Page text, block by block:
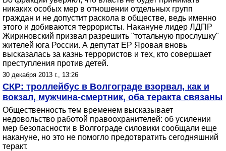
никаких особых мер в отношении отдельных групп
граждан и не допустит раскола в обществе, ведь именно
этого и добиваются террористы. Накануне лидер ЛДПР
Жириновский призвал разрешить "тотальную прослушку"
жителей юга России. А депутат ЕР Яровая вновь
высказалась за казнь террористов и тех, кто совершает
преступления против детей.
30 декабря 2013 г., 13:26
СКР: троллейбус в Волгограде взорвал, как и
вокзал, мужчина-смертник, оба теракта связаны
Общественность тем временем высказывает
недовольство работой правоохранителей: об усилении
мер безопасности в Волгограде силовики сообщали еще
накануне, но это не помогло предотвратить сегодняшний
теракт.